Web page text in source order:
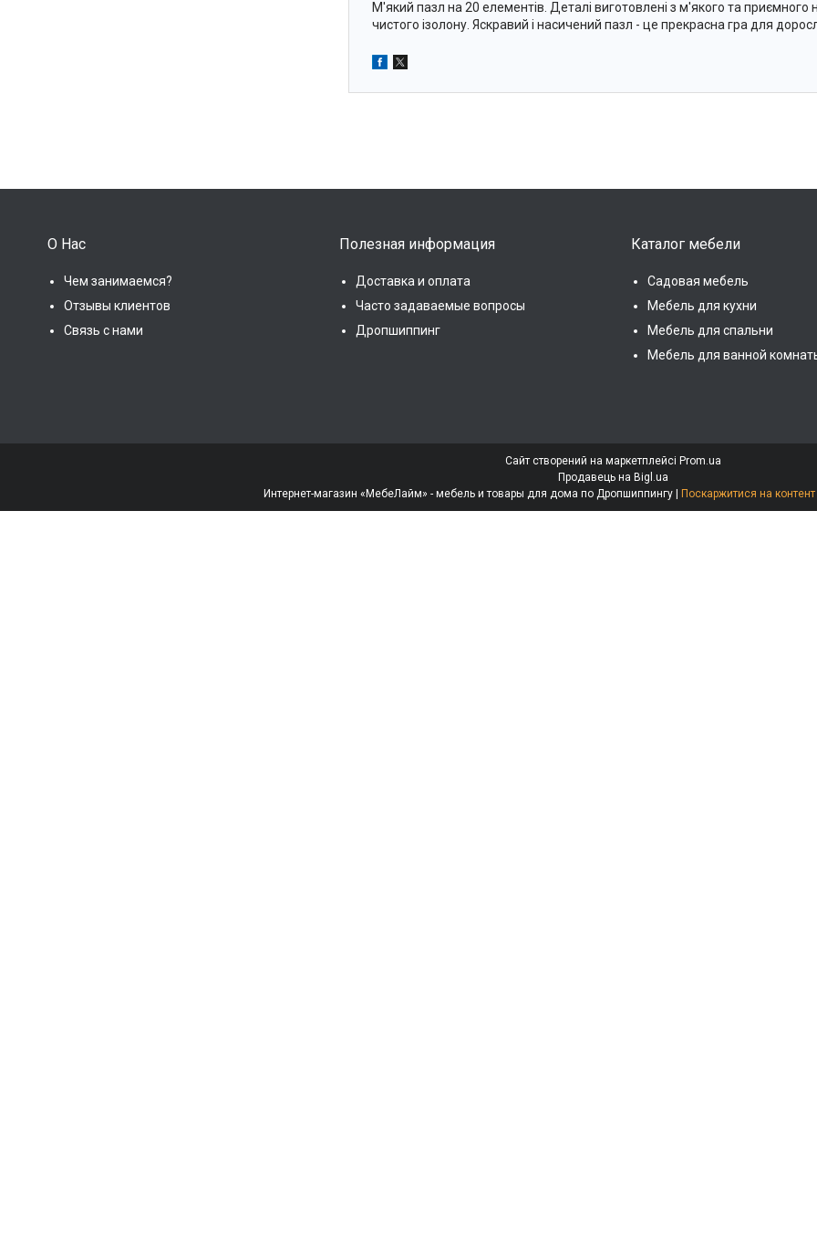
М'який пазл на 20 елементів. Деталі виготовлені з м'якого та приємного
чистого ізолону. Яскравий і насичений пазл - це прекрасна гра для
О Нас
Чем занимаемся?
Отзывы клиентов
Связь с нами
Полезная информация
Доставка и оплата
Часто задаваемые вопросы
Дропшиппинг
Каталог мебели
Садовая мебель
Мебель для кухни
Мебель для спальни
Мебель для ванной
Сайт створений на маркетплейсі Prom.ua
Продавець на Bigl.ua
Поскаржитися на контент